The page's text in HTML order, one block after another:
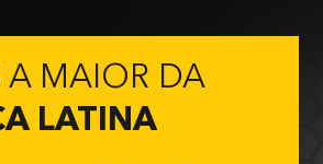
A MAIOR DA
LATINA